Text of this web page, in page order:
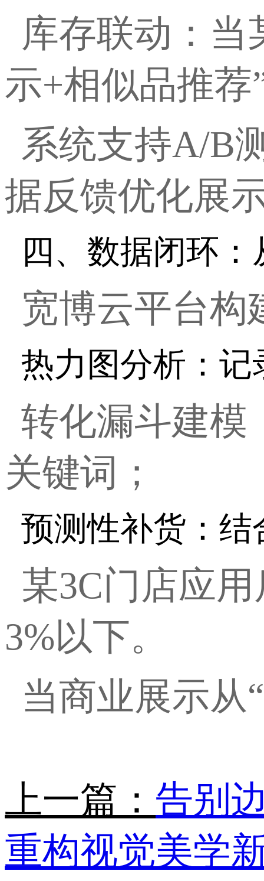
库存联动：当
示+相似品推荐
系统支持A/B
据反馈优化展
四、数据闭环
宽博云平台构
热力图分析：
转化漏斗建模
关键词；
预测性补货：
某3C门店应
3%以下。
当商业展示从
上一篇： 告别
重构视觉美学